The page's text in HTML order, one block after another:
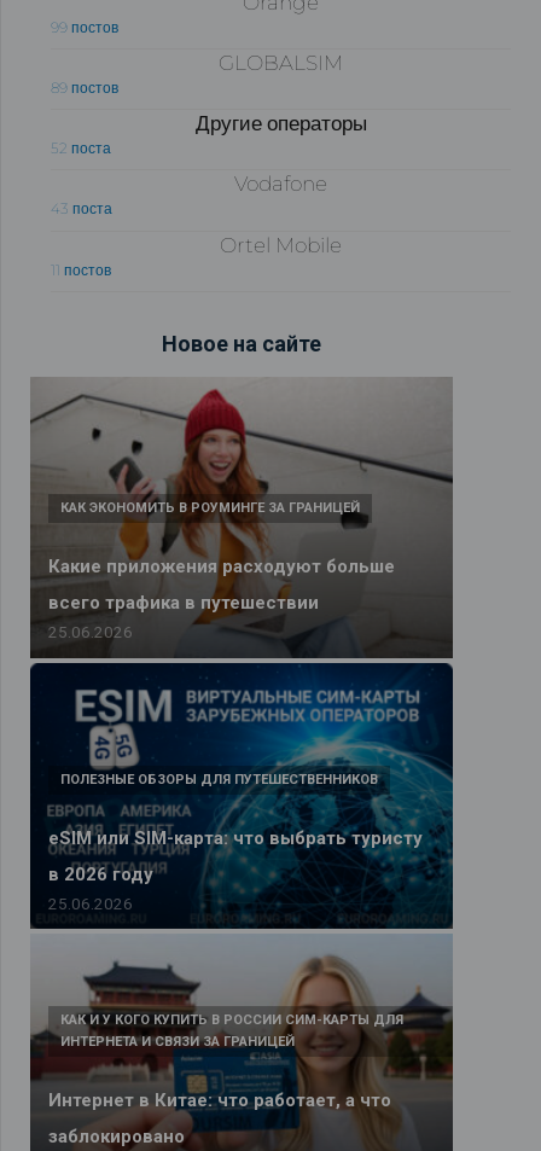
99 постов
GLOBALSIM
89 постов
Другие операторы
52 поста
Vodafone
43 поста
Ortel Mobile
11 постов
Новое на сайте
Какие приложения расходуют больше
всего трафика в путешествии
КАК ЭКОНОМИТЬ В РОУМИНГЕ ЗА ГРАНИЦЕЙ
25.06.2026
eSIM или SIM-карта: что выбрать туристу
в 2026 году
ПОЛЕЗНЫЕ ОБЗОРЫ ДЛЯ ПУТЕШЕСТВЕННИКОВ
25.06.2026
Интернет в Китае: что работает, а что
заблокировано
КАК И У КОГО КУПИТЬ В РОССИИ СИМ-КАРТЫ ДЛЯ
ИНТЕРНЕТА И СВЯЗИ ЗА ГРАНИЦЕЙ